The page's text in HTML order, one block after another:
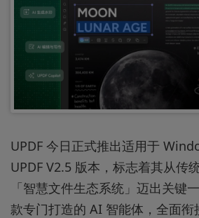
UPDF 今日正式推出适用于
UPDF V2.5 版本，标志着其从传
「智慧文件生态系统」迈出关键
款专门打造的 AI 智能体，全面